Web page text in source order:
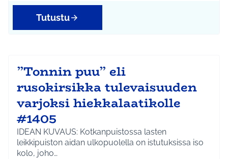
Tutustu
”Tonnin puu” eli
rusokirsikka tulevaisuuden
varjoksi hiekkalaatikolle
#1405
IDEAN KUVAUS: Kotkanpuistossa lasten
leikkipuiston aidan ulkopuolella on istutuksissa iso
kolo, joho…